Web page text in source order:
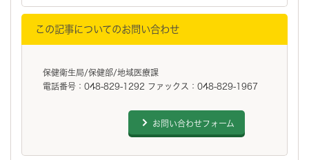
この記事についてのお問い合わせ
保健衛生局/保健部/地域医療課
電話番号：048-829-1292 ファックス：048-829-1967
お問い合わせフォーム